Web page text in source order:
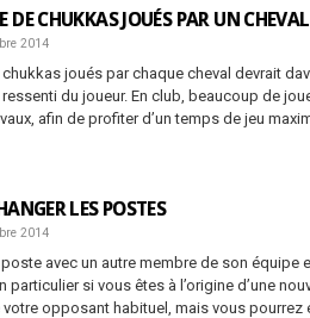
DE CHUKKAS JOUÉS PAR UN CHEVAL
2014
joués par chaque cheval devrait
du joueur. En club, beaucoup de
afin de profiter d’un temps de jeu
LES POSTES
2014
avec un autre membre de son
particulier si vous êtes à l’origine d’une
opposant habituel, mais vous